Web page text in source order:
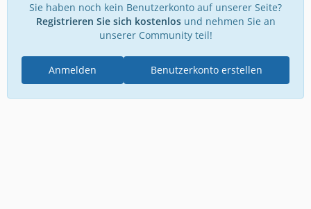
Sie haben noch kein Benutzerkonto auf unserer Seite?
Registrieren Sie sich kostenlosund nehmen Sie an
unserer Community teil!
Benutzerkonto erstellen
Anmelden